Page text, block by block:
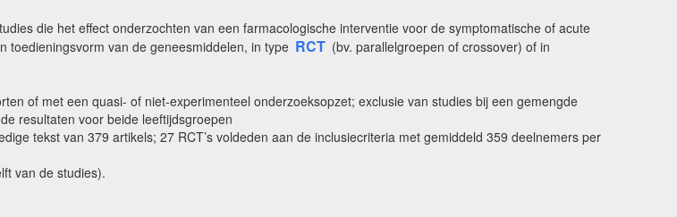
die het effect onderzochten van een farmacologische interventie voor de symptomatische of acute
toedieningsvorm van de geneesmiddelen, in type RCT (bv. parallelgroepen of crossover) of in
of met een quasi- of niet-experimenteel onderzoeksopzet; exclusie van studies bij een gemengde
resultaten voor beide leeftijdsgroepen
tekst van 379 artikels; 27 RCT’s voldeden aan de inclusiecriteria met gemiddeld 359 deelnemers per
van de studies).